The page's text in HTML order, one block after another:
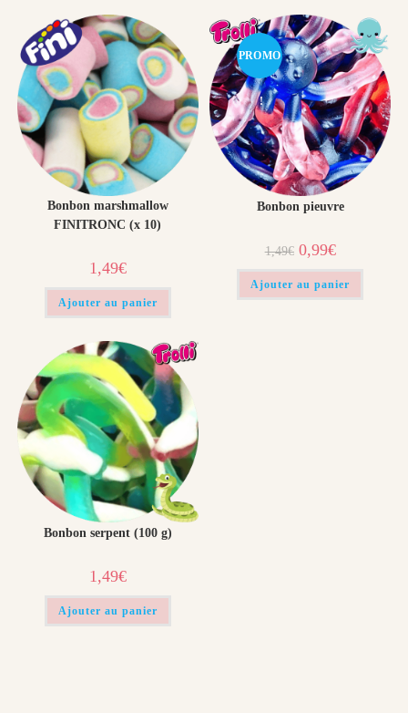
Bonbon marshmallow
FINITRONC (x 10)
1,49€
Ajouter au panier
PROMO
!
Bonbon pieuvre
1,49€ Le
prix
initial
était :
1,49€.
0,99€Le
prix
actuel
est :
0,99€.
Ajouter au panier
Bonbon serpent (100 g)
1,49€
Ajouter au panier